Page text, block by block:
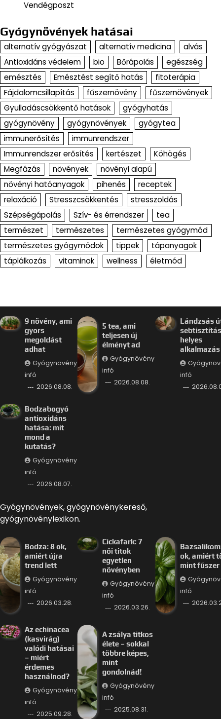
Vendégposzt
Gyógynövények hatásai
alternatív gyógyászat alternatív medicina
alvás
Antioxidáns védelem
bio Bőrápolás
egészség
emésztés
Emésztést segítő hatás
fitoterápia
Fájdalomcsillapítás
fűszernövény
fűszernövények
Gyulladáscsökkentő hatások
gyógyhatás
gyógynövény
gyógynövények
gyógytea
immunerősítés
immunrendszer
Immunrendszer erősítés
kertészet
Köhögés
Megfázás
növények
növényi alapú
növényi hatóanyagok
pihenés
receptek
relaxáció
Stresszcsökkentés
stresszoldás
Szépségápolás
Szív- és érrendszer
tea
természet
természetes
természetes gyógymód
természetes gyógymódok
tippek
tápanyagok
táplálkozás
vitaminok wellness életmód
9 növény, ami
gyors
megoldást
adhat
Gyógynövény
infó
2026.08.08.
5 tea, ami
teljesen új
élményt ad
Gyógynövény
infó
2026.08.08.
Lándzsás
helyes
alkalmazás
infó
Bodzabogyó
antioxidáns
hatása: mit
mond a
kutatás?
Gyógynövény
infó
2026.08.07.
Gyógynövények, gyógynövénykereső,
gyógynövénylexikon.
Bodza: 8 ok,
amiért újra
trend lett
Gyógynövény
infó
2026.03.28.
Cickafark: 7
női titok
egyetlen
növényben
Gyógynövény
infó
2026.03.26.
ok, amiért
mint fűszer
infó
Az echinacea
(kasvirág)
valódi hatásai
– miért
érdemes
használnod?
Gyógynövény
infó
2025.09.28.
A zsálya titkos
élete – sokkal
többre képes,
mint
gondolnád!
Gyógynövény
infó
2025.08.31.